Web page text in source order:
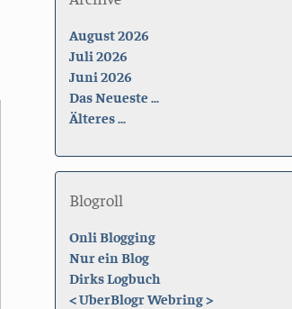
August 2026
Juli 2026
Juni 2026
Das Neueste ...
Älteres ...
Blogroll
Onli Blogging
Nur ein Blog
Dirks Logbuch
<UberBlogr Webring>